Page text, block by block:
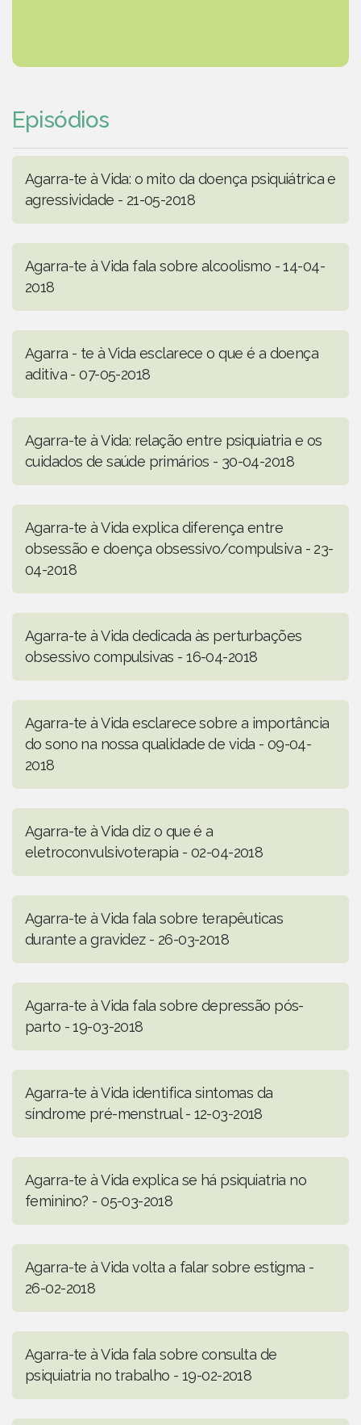
Episódios
Agarra-te à Vida: o mito da doença psiquiátrica e
agressividade - 21-05-2018
Agarra-te à Vida fala sobre alcoolismo - 14-04-
2018
Agarra - te à Vida esclarece o que é a doença
aditiva - 07-05-2018
Agarra-te à Vida: relação entre psiquiatria e os
cuidados de saúde primários - 30-04-2018
Agarra-te à Vida explica diferença entre
obsessão e doença obsessivo/compulsiva - 23-
04-2018
Agarra-te à Vida dedicada às perturbações
obsessivo compulsivas - 16-04-2018
Agarra-te à Vida esclarece sobre a importância
do sono na nossa qualidade de vida - 09-04-
2018
Agarra-te à Vida diz o que é a
eletroconvulsivoterapia - 02-04-2018
Agarra-te à Vida fala sobre terapêuticas
durante a gravidez - 26-03-2018
Agarra-te à Vida fala sobre depressão pós-
parto - 19-03-2018
Agarra-te à Vida identifica sintomas da
síndrome pré-menstrual - 12-03-2018
Agarra-te à Vida explica se há psiquiatria no
feminino? - 05-03-2018
Agarra-te à Vida volta a falar sobre estigma -
26-02-2018
Agarra-te à Vida fala sobre consulta de
psiquiatria no trabalho - 19-02-2018